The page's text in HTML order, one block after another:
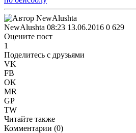
NewAlushta 08:23 13.06.2016 0 629
Оцените пост
1
Поделитесь с друзьями
VK
FB
OK
MR
GP
TW
Читайте также
Комментарии (0)